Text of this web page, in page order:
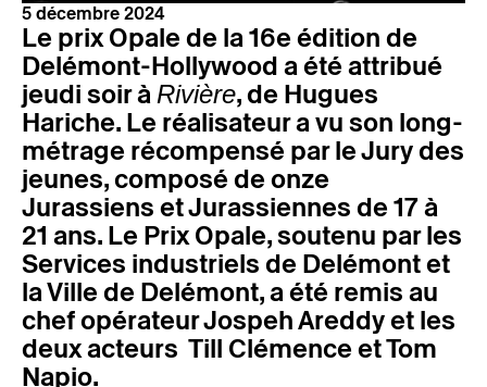
5 décembre 2024
Le prix Opale de la 16e édition de
Delémont-Hollywood a été attribué
jeudi soir àRivière, de Hugues
Hariche. Le réalisateur a vu son long-
métrage récompensé par le Jury des
jeunes, composé de onze
Jurassiens et Jurassiennes de 17 à
21 ans. Le Prix Opale, soutenu par les
Services industriels de Delémont et
la Ville de Delémont, a été remis au
chef opérateur Jospeh Areddy et les
deux acteurs Till Clémence et Tom
Napio.